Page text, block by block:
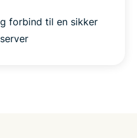
forbind til en sikker